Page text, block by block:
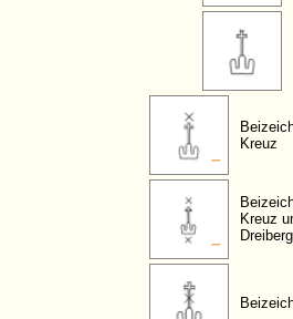
Kreuz
Kreuz
Dreiberg